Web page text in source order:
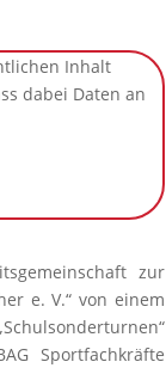
Inhalt
dabei Daten an
zur
e. V.“ von einem
Sportfachkräfte